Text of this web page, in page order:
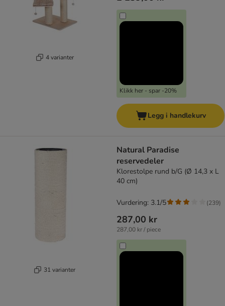
4 varianter
Klikk her - spar -20%
Legg i handlekurv
31 varianter
Natural Paradise
reservedeler
Klorestolpe rund b/G (Ø 14,3 x L
40 cm)
287,00 kr
287,00 kr / piece
Vurdering: 3.1/5 (239)